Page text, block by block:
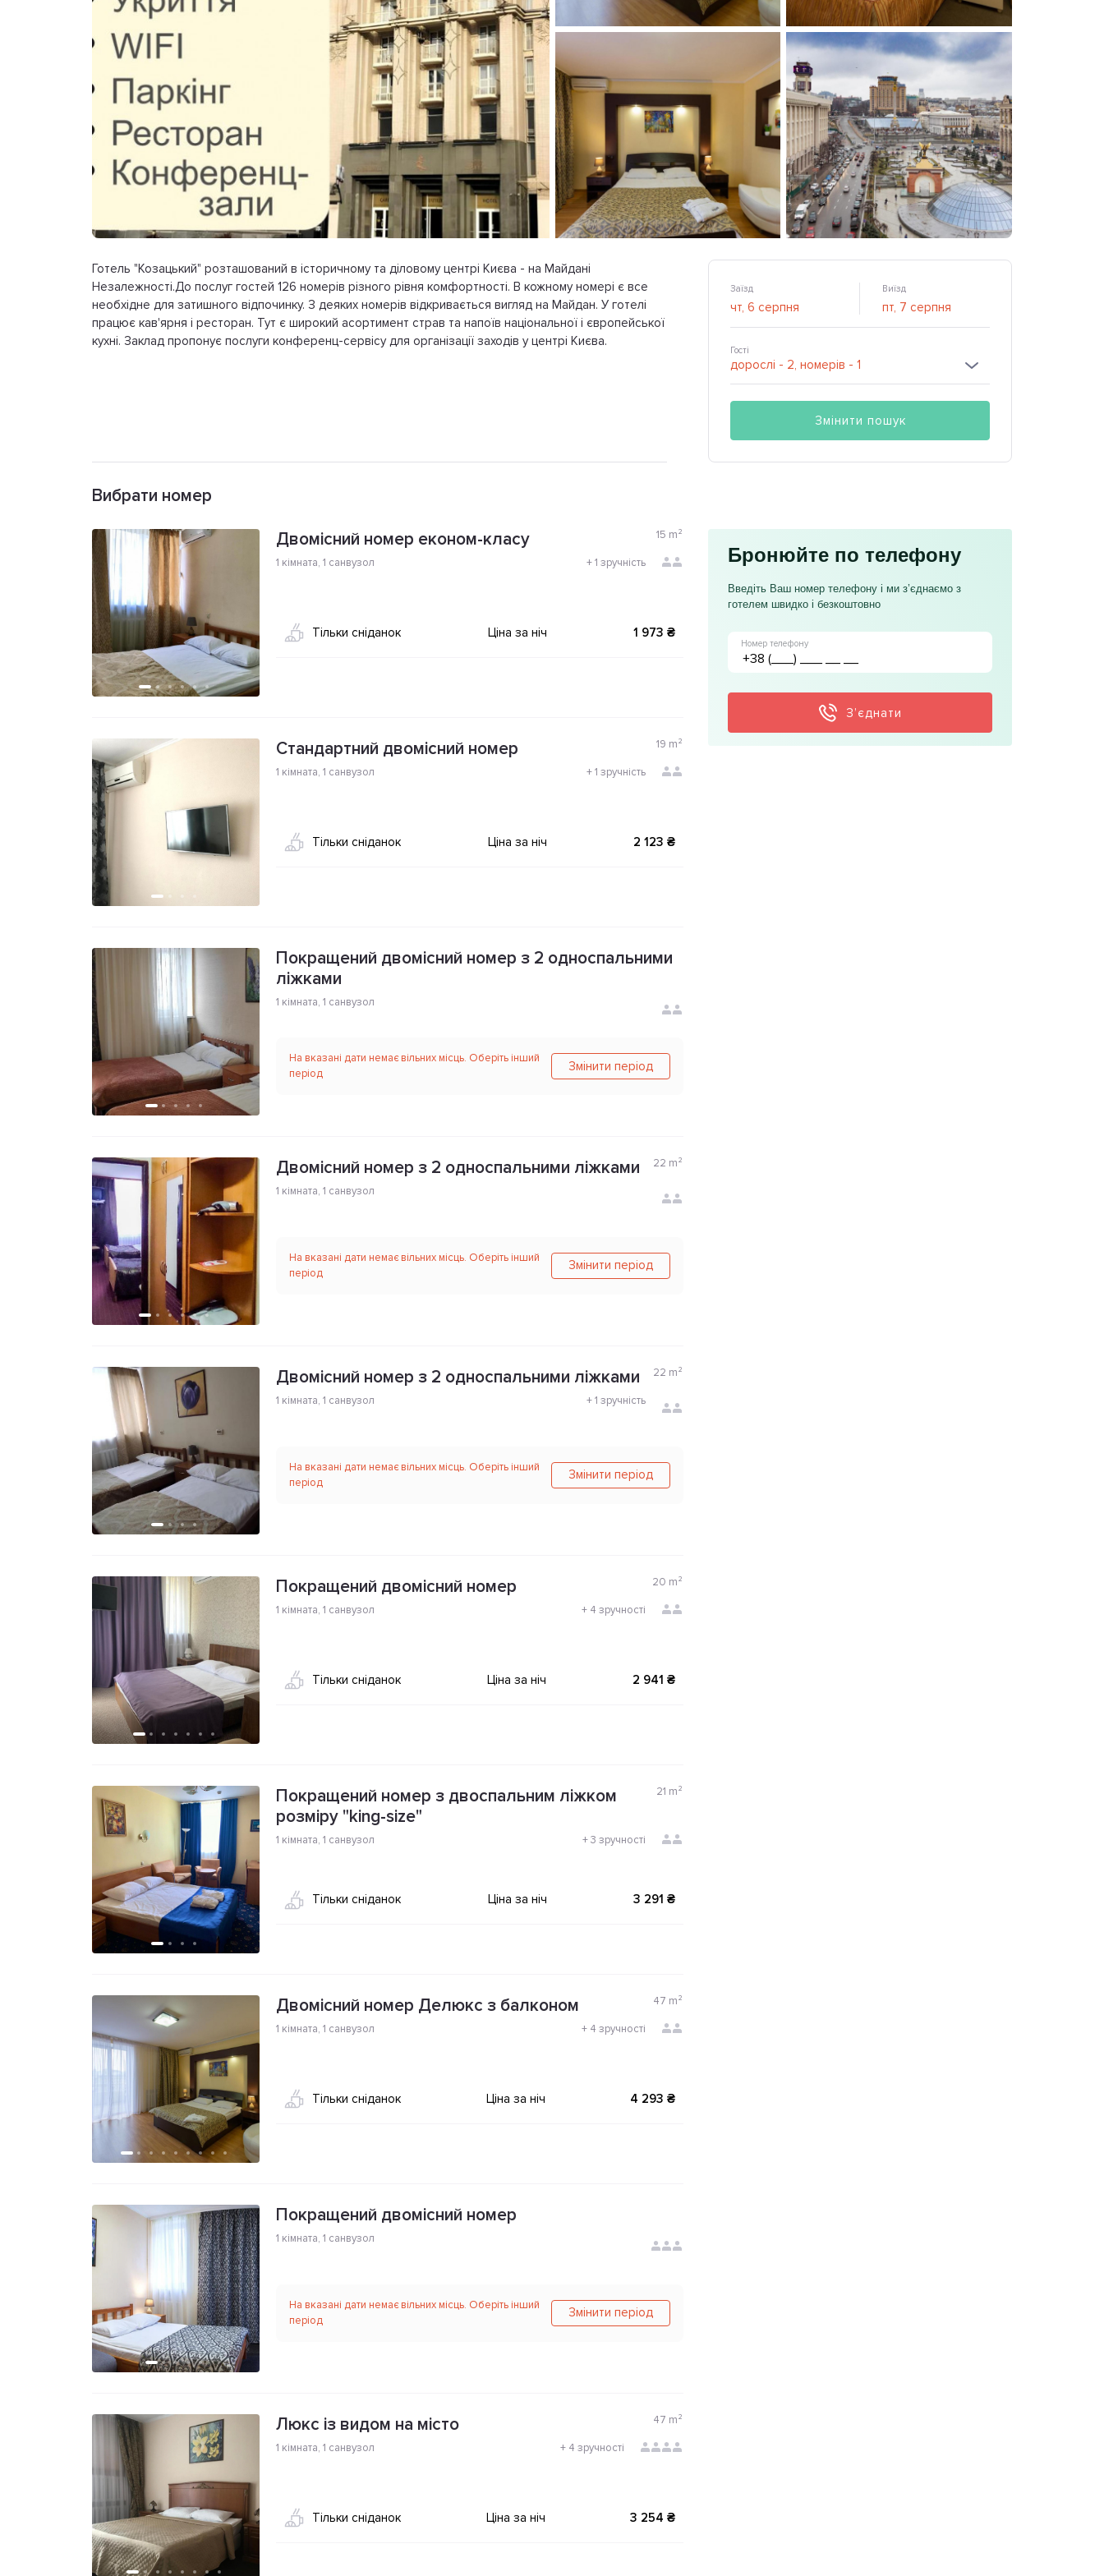
Готель "Козацький" розташований в історичному та діловому центрі Києва - на Майдані
Незалежності.До послуг гостей 126 номерів різного рівня комфортності. В кожному номері є все
необхідне для затишного відпочинку. З деяких номерів відкривається вигляд на Майдан. У готелі
працює кав'ярня і ресторан. Тут є широкий асортимент страв та напоїв національної і європейської
кухні. Заклад пропонує послуги конференц-сервісу для організації заходів у центрі Києва.
Заїзд Виїзд
Гості
Змінити пошук
Вибрати номер
Двомісний номер економ-класу 15 m²
1 кімната, 1 санвузол +1 зручність
Тільки сніданок Ціна за ніч 1 973 ₴
Стандартний двомісний номер 19 m²
1 кімната, 1 санвузол +1 зручність
Тільки сніданок Ціна за ніч 2 123 ₴
Покращений двомісний номер з 2 односпальними
ліжками
1 кімната, 1 санвузол
На вказані дати немає вільних місць. Оберіть інший
період
Змінити період
Двомісний номер з 2 односпальними ліжками 22 m²
1 кімната, 1 санвузол
На вказані дати немає вільних місць. Оберіть інший
період
Змінити період
Двомісний номер з 2 односпальними ліжками 22 m²
1 кімната, 1 санвузол +1 зручність
На вказані дати немає вільних місць. Оберіть інший
період
Змінити період
Покращений двомісний номер 20 m²
1 кімната, 1 санвузол + 4 зручності
Тільки сніданок Ціна за ніч 2 941 ₴
Покращений номер з двоспальним ліжком
розміру "king-size"
21 m²
1 кімната, 1 санвузол +3 зручності
Тільки сніданок Ціна за ніч 3 291 ₴
Двомісний номер Делюкс з балконом 47 m²
1 кімната, 1 санвузол + 4 зручності
Тільки сніданок Ціна за ніч 4 293 ₴
Покращений двомісний номер
1 кімната, 1 санвузол
На вказані дати немає вільних місць. Оберіть інший
період
Змінити період
Люкс із видом на місто 47 m²
1 кімната, 1 санвузол + 4 зручності
Тільки сніданок Ціна за ніч 3 254 ₴
Бронюйте по телефону
Введіть Ваш номер телефону і ми з’єднаємо з
готелем швидко і безкоштовно
Номер телефону
З’єднати